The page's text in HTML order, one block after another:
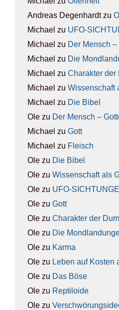
Andreas Degenhardtzu
Michael zu UFO-
Michael zu Der Mensch
Michael zu Die
Michael zu Cha­rak­ter der
Michael zu Wis­sen­schaft
Michael zu Die Bibel
Ole zu Der Mensch –
Michael zu Gott
Michael zu Fleisch
Ole zu Die Bibel
Ole zu Wis­sen­schaft als
Ole zu UFO-
Ole zu Gott
Ole zu Cha­rak­ter der
Ole zu Die
Ole zu Kar­ma
Ole zu Leben auf Kos­ten
Ole zu Das Böse
Ole zu Rep­ti­lo­ide
Ole zu